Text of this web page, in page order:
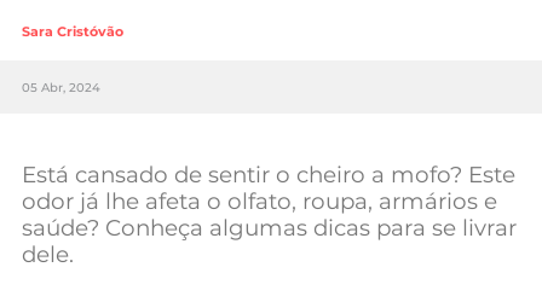
Lifestyle
Sociedade
Negócios
Mundial 2026
Sara Cristóvão
05 Abr, 2024
Está cansado de sentir o cheiro a mofo? Este
odor já lhe afeta o olfato, roupa, armários e
saúde? Conheça algumas dicas para se livrar
dele.